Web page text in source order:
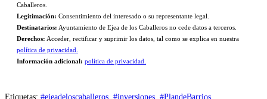
Caballeros.
Legitimación: Consentimiento del interesado o su representante legal.
Destinatarios: Ayuntamiento de Ejea de los Caballeros no cede datos a terceros.
Derechos: Acceder, rectificar y suprimir los datos, tal como se explica en nuestra
política de privacidad.
Información adicional: política de privacidad.
Etiquetas: #ejeadeloscaballeros #inversiones #PlandeBarrios